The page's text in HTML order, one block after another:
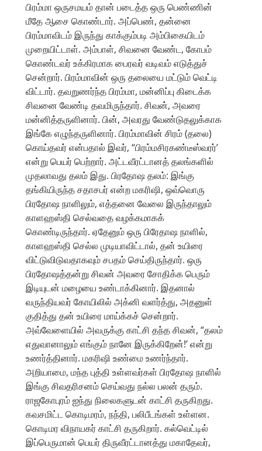
பிரம்மா ஒருசமயம் தான் படைத்த ஒரு பெண்ணின்
மீதே ஆசை கொண்டார். அப்பெண், தன்னை
பிரம்மாவிடம் இருந்து காக்கும்படி அம்பிகையிடம்
முறையிட்டாள். அம்பாள், சிவனை வேண்ட, கோபம்
கொண்டவர் உக்கிரமாக பைரவர் வடிவம் எடுத்துச்
சென்றார். பிரம்மாவின் ஒரு தலையை மட்டும் வெட்டி
விட்டார். தவறுணர்ந்த பிரம்மா, மன்னிப்பு கிடைக்க
சிவனை வேண்டி தவமிருந்தார். சிவன், அவரை
மன்னித்தருளினார். பின், அவரது வேண்டுதலுக்காக
இங்கே எழுந்தருளினார். பிரம்மாவின் சிரம் (தலை)
கொய்தவர் என்பதால் இவர், “பிரம்மசிரகண்டீஸ்வரர்’
என்று பெயர் பெற்றார். அட்டவீரட்டானத் தலங்களில்
முதலாவது தலம் இது. பிரதோஷ தலம்: இங்கு
தங்கியிருந்த சதாசபர் என்ற மகரிஷி, ஒவ்வொரு
பிரதோஷ நாளிலும், எத்தனை வேலை இருந்தாலும்
காளஹஸ்தி செல்வதை வழக்கமாகக்
கொண்டிருந்தார். ஏதேனும் ஒரு பிரேதாஷ நாளில்,
காளஹஸ்தி செல்ல முடியாவிட்டால், தன் உயிரை
விட்டுவிடுவதாகவும் சபதம் செய்திருந்தார். ஒரு
பிரதோஷத்தன்று சிவன் அவரை சோதிக்க பெரும்
இடியுடன் மழையை உண்டாக்கினார். இதனால்
வருந்தியவர் கோயிலில் அக்னி வளர்த்து, அதனுள்
குதித்து தன் உயிரை மாய்க்கச் சென்றார்.
அவ்வேளையில் அவருக்கு காட்சி தந்த சிவன், “தலம்
எதுவானாலும் எங்கும் நானே இருக்கிறேன்!’ என்று
உணர்த்தினார். மகரிஷி உண்மை உணர்ந்தார்.
அறியாமை, மந்த புத்தி உள்ளவர்கள் பிரதோஷ நாளில்
இங்கு சிவதரிசனம் செய்வது நல்ல பலன் தரும்.
ராஜகோபுரம் ஐந்து நிலைகளுடன் காட்சி தருகிறது.
கவசமிட்ட கொடிமரம், நந்தி, பலிபீடங்கள் உள்ளன.
கொடிமர விநாயகர் காட்சி தருகிறார். கல்வெட்டில்
இப்பெருமான் பெயர் திருவீரட்டானத்து மகாதேவர்,